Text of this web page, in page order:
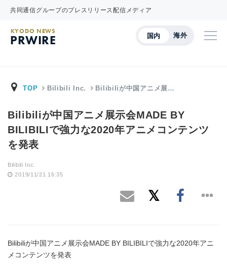
共同通信グループのプレスリリース配信メディア
国内 海外
KYODO NEWS
PRWIRE
TOP Bilibili Inc. Bilibiliが中国アニメ展…
Bilibiliが中国アニメ展示会MADE BY
BILIBILIで強力な2020年アニメコンテンツ
を発表
Bilibili Inc.
2019/11/21 16:35
Bilibiliが中国アニメ展示会MADE BY BILIBILIで強力な2020年アニ
メコンテンツを発表